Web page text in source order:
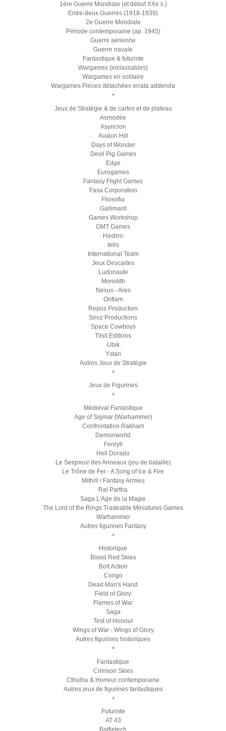
1ère Guerre Mondiale (et début XXe s.)
Entre-deux Guerres (1918-1939)
2e Guerre Mondiale
Période contemporaine (ap. 1945)
Guerre aérienne
Guerre navale
Fantastique & futuriste
Wargames (inclassables)
Wargames en solitaire
Wargames Pièces détachées errata addenda
+
Jeux de Stratégie & de cartes et de plateau
Asmodée
Asyncron
Avalon Hill
Days of Wonder
Devil Pig Games
Edge
Eurogames
Fantasy Flight Games
Fasa Corporation
Filosofia
Gallimard
Games Workshop
GMT Games
Hasbro
Iello
International Team
Jeux Descartes
Ludonaute
Monolith
Nexus - Ares
Oriflam
Repos Production
Siroz Productions
Space Cowboys
Tilsit Editions
Ubik
Ystari
Autres Jeux de Stratégie
+
Jeux de Figurines
+
Médiéval Fantastique
Age of Sigmar (Warhammer)
Confrontation Rakham
Demonworld
Fenryll
Hell Dorado
Le Seigneur des Anneaux (jeu de bataille)
Le Trône de Fer - A Song of Ice & Fire
Mithril / Fantasy Armies
Ral Partha
Saga L'Age de la Magie
The Lord of the Rings Tradeable Miniatures Games
Warhammer
Autres figurines Fantasy
+
Historique
Blood Red Skies
Bolt Action
Congo
Dead Man's Hand
Field of Glory
Flames of War
Saga
Test of Honour
Wings of War - Wings of Glory
Autres figurines historiques
+
Fantastique
Crimson Skies
Cthulhu & Horreur contemporaine
Autres jeux de figurines fantastiques
+
Futuriste
AT 43
Battletech